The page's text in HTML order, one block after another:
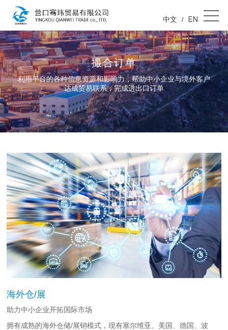
中文 / EN
撮合订单
利用平台的各种信息资源和影响力，帮助中小企业与境外客户
达成贸易联系，完成进出口订单
海外仓/展
助力中小企业开拓国际市场
拥有成熟的海外仓储/展销模式，现有塞尔维亚、美国、德国、波